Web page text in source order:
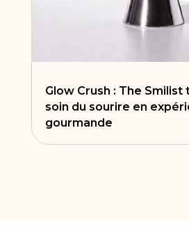
Glow Crush : The
soin du sourire en
gourmande